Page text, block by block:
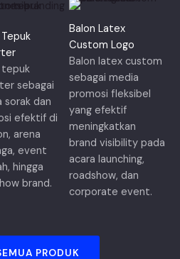
tepuk
sebagai
sorak dan
efektif di
arena
event
hingga
brand.
Balon Latex
Custom Logo
Balon latex custom
sebagai media
promosi fleksibel
yang efektif
meningkatkan
brand visibility pada
acara launching,
roadshow, dan
corporate event.
PRODUK